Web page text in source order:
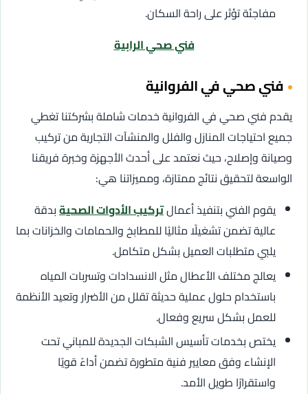
مفاجئة تؤثر على راحة السكان.
فني صحي الرابية
فني صحي في الفروانية
يقدم فني صحي في الفروانية خدمات شاملة بشركتنا تغطي
جميع احتياجات المنازل والفلل والمنشآت التجارية من تركيب
وصيانة وإصلاح، حيث نعتمد على أحدث الأجهزة وخبرة فريقنا
الواسعة لتحقيق نتائج ممتازة، ومميزاتنا هي:
يقوم الفني بتنفيذ أعمالتركيب الأدوات الصحيةبدقة
عالية تضمن تشغيلًا مثاليًا للمطابخ والحمامات والخزانات بما
يلبي متطلبات العميل بشكل متكامل.
يعالج مختلف الأعطال مثل الانسدادات وتسربات المياه
باستخدام حلول عملية حديثة تقلل من الأضرار وتعيد الأنظمة
للعمل بشكل سريع وفعال.
يختص بخدمات تأسيس الشبكات الجديدة للمباني تحت
الإنشاء وفق معايير فنية متطورة تضمن أداءً قويًا
واستقرارًا طويل الأمد.